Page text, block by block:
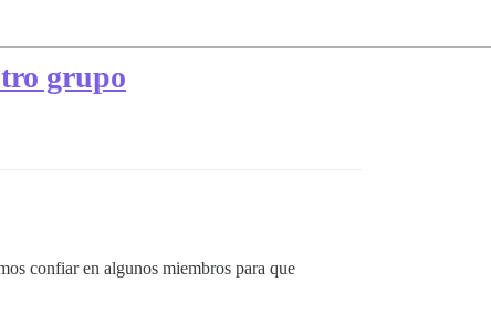
grupo
confiar en algunos miembros para que